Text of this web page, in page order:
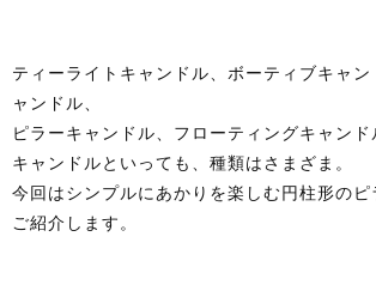
ティーライトキャンドル、ボーティブキャン
ャンドル、
ピラーキャンドル、フローティングキャンド
キャンドルといっても、種類はさまざま。
今回はシンプルにあかりを楽しむ円柱形のピ
ご紹介します。